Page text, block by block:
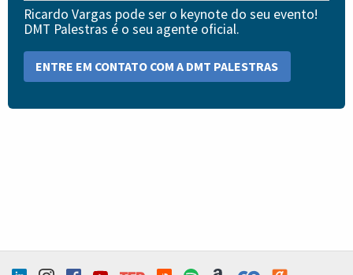
Ricardo Vargas pode ser o keynote do seu evento!
DMT Palestras é o seu agente oficial.
ENTRE EM CONTATO COM A DMT PALESTRAS